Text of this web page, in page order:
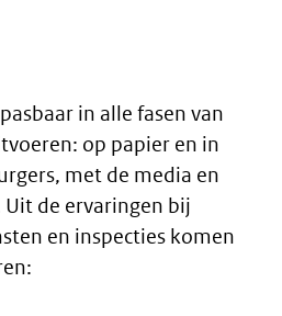
in alle fasen van
op papier en in
met de media en
de ervaringen bij
en inspecties komen